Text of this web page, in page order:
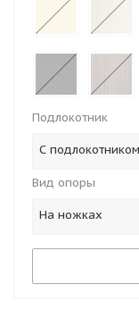
Подлокотник
С подлокотником
Вид опоры
На ножках